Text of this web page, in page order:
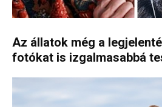
Az állatok még a
fotókat is izgalmasabbá